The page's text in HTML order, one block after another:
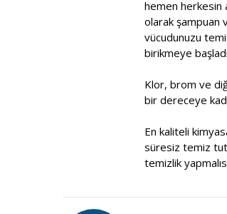
hemen herkesin
olarak şampuan
vücudunuzu
birikmeye
Klor, brom ve
bir dereceye
En kaliteli
süresiz temiz
temizlik